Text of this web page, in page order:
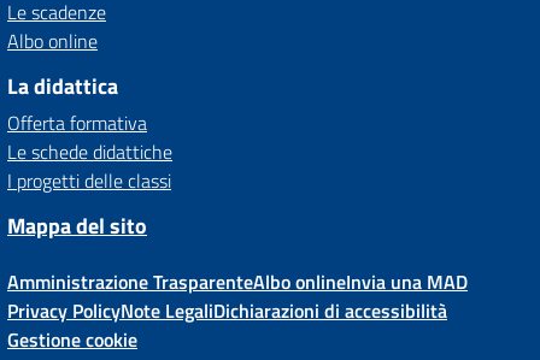
Le scadenze
Albo online
La didattica
Offerta formativa
Le schede didattiche
I progetti delle classi
Mappa del sito
Amministrazione TrasparenteAlbo onlineInvia una MAD
Privacy PolicyNote LegaliDichiarazioni di accessibilità
Gestione cookie